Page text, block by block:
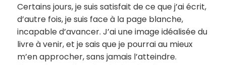
Certains jours, je suis satisfait de ce que j’ai écrit,
d’autre fois, je suis face à la page blanche,
incapable d’avancer. J’ai une image idéalisée du
livre à venir, et je sais que je pourrai au mieux
m’en approcher, sans jamais l’atteindre.